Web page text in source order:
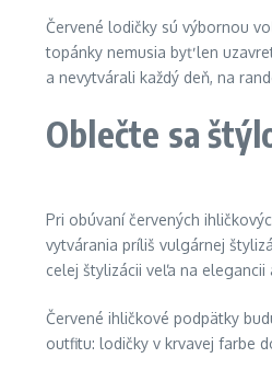
Červené lodičky sú výbornou
topánky nemusia byť len
a nevytvárali každý deň, na
Oblečte sa
Pri obúvaní červených
vytvárania príliš vulgárnej
celej štylizácii veľa na
Červené ihličkové podpätky
outfitu: lodičky v krvavej farbe